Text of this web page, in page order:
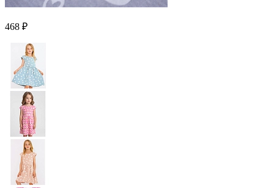
468 ₽